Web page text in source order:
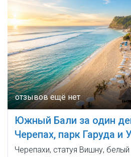
Южный Бали за один
Черепах, парк Гаруда и
Черепахи, статуя Вишну,